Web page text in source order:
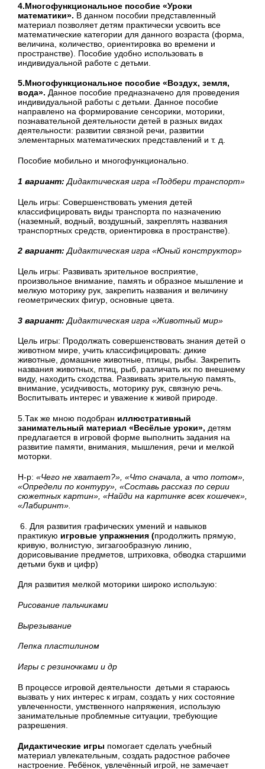
4.Многофункциональное пособие «Уроки
математики». В данном пособии представленный
материал позволяет детям практически усвоить все
математические категории для данного возраста (форма,
величина, количество, ориентировка во времени и
пространстве). Пособие удобно использовать в
индивидуальной работе с детьми.
5.Многофункциональное пособие «Воздух, земля,
вода». Данное пособие предназначено для проведения
индивидуальной работы с детьми. Данное пособие
направлено на формирование сенсорики, моторики,
познавательной деятельности детей в разных видах
деятельности: развитии связной речи, развитии
элементарных математических представлений и т. д.
Пособие мобильно и многофункционально.
1 вариант: Дидактическая игра «Подбери транспорт»
Цель игры: Совершенствовать умения детей
классифицировать виды транспорта по назначению
(наземный, водный, воздушный, закреплять названия
транспортных средств, ориентировка в пространстве).
2 вариант: Дидактическая игра «Юный конструктор»
Цель игры: Развивать зрительное восприятие,
произвольное внимание, память и образное мышление и
мелкую моторику рук, закрепить названия и величину
геометрических фигур, основные цвета.
3 вариант: Дидактическая игра «Животный мир»
Цель игры: Продолжать совершенствовать знания детей о
животном мире, учить классифицировать: дикие
животные, домашние животные, птицы, рыбы. Закрепить
названия животных, птиц, рыб, различать их по внешнему
виду, находить сходства. Развивать зрительную память,
внимание, усидчивость, моторику рук, связную речь.
Воспитывать интерес и уважение к живой природе.
5.Так же мною подобран иллюстративный
занимательный материал «Весёлые уроки», детям
предлагается в игровой форме выполнить задания на
развитие памяти, внимания, мышления, речи и мелкой
моторки.
Н-р: «Чего не хватает?», «Что сначала, а что потом»,
«Определи по контуру», «Составь рассказ по серии
сюжетных картин», «Найди на картинке всех кошечек»,
«Лабиринт».
6. Для развития графических умений и навыков
практикую игровые упражнения (продолжить прямую,
кривую, волнистую, зигзагообразную линию,
дорисовывание предметов, штриховка, обводка старшими
детьми букв и цифр)
Для развития мелкой моторики широко использую:
Рисование пальчиками
Вырезывание
Лепка пластилином
Игры с резиночками и др
В процессе игровой деятельности детьми я стараюсь
вызвать у них интерес к играм, создать у них состояние
увлеченности, умственного напряжения, использую
занимательные проблемные ситуации, требующие
разрешения.
Дидактические игры помогает сделать учебный
материал увлекательным, создать радостное рабочее
настроение. Ребёнок, увлечённый игрой, не замечает